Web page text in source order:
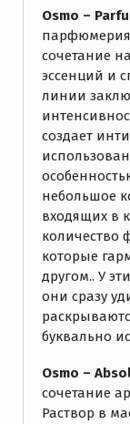
Osmo –
сочетание
эссенций и
линии
создает
небольшое
входящих в
количество
которые
другом.. У
они сразу
буквально
Osmo –
сочетание
Раствор в